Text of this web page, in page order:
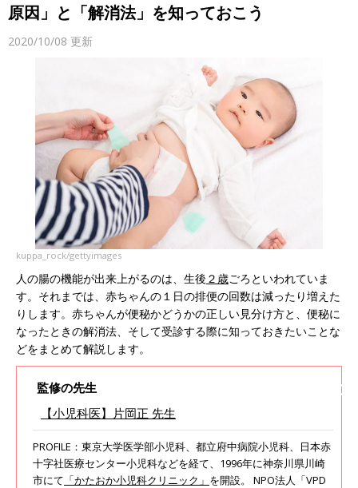
原因」と「解消法」を知っておこう
2020/10/08 更新
kuppa_rock/gettyimages
人の腸の機能が出来上がるのは、生後 ２歳ごろといわれていま
す。それまでは、赤ちゃんの１日の排便の回数は減ったり増えた
りします。赤ちゃんが便秘かどうかの正しい見分け方と、便秘に
なったときの解消法、そして受診する際に知っておきたいことな
どをまとめて解説します。
監修の先生
【小児科医】片岡正 先生
PROFILE：東京大学医学部小児科、都立府中病院小児科、日本赤
十字社医療センター小児科などを経て、1996年に神奈川県川崎
市にて 「かたおか小児科クリニック」 を開設。 NPO法人「VPD